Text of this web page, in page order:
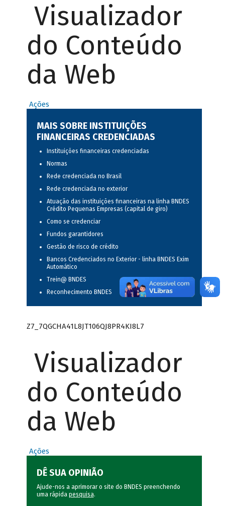
Visualizador
do Conteúdo
da Web
Ações
MAIS SOBRE INSTITUIÇÕES
FINANCEIRAS CREDENCIADAS
Instituições financeiras credenciadas
Normas
Rede credenciada no Brasil
Rede credenciada no exterior
Atuação das instituições financeiras na linha BNDES
Crédito Pequenas Empresas (capital de giro)
Como se credenciar
Fundos garantidores
Gestão de risco de crédito
Bancos Credenciados no Exterior - linha BNDES Exim
Automático
Trein@ BNDES
Reconhecimento BNDES
Z7_7QGCHA41L8JT106QJ8PR4KI8L7
Visualizador
do Conteúdo
da Web
Ações
DÊ SUA OPINIÃO
Ajude-nos a aprimorar o site do BNDES preenchendo
uma rápida pesquisa.